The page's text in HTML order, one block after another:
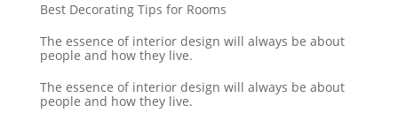
Best Decorating Tips for Rooms
The essence of interior design will always be about
people and how they live.
The essence of interior design will always be about
people and how they live.